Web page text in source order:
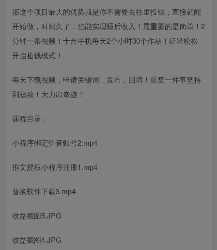
那这个项目最大的优势就是你不需要去往里投钱，直接就能
开始做，时间久了，也能实现睡后收入！最重要的是简单！2
分钟一条视频！十台手机每天2个小时30个作品！轻轻松松
开启捡钱模式！
每天下载视频，申请关键词，发布，回填！重复一件事坚持
到极致！大力出奇迹！
课程目录：
小程序绑定抖音账号2.mp4
推文授权小程序注册1.mp4
替换软件下载3.mp4
收益截图5.JPG
收益截图4.JPG